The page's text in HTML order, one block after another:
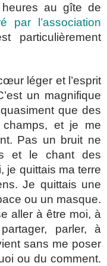
au gîte de
par l’association
particulièrement
léger et l’esprit
un magnifique
que des
et je me
Pas un bruit ne
et le chant des
je quittais ma terre
Je quittais une
ou un masque.
aller à être moi, à
parler, à
sans me poser
ou du comment.